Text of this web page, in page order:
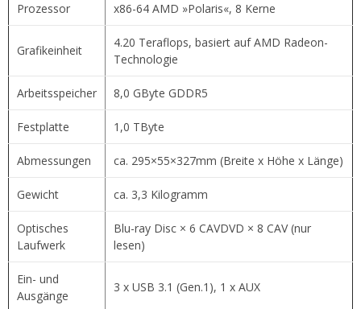
Prozessor x86-64 AMD »Polaris«, 8 Kerne
Grafikeinheit
4.20 Teraflops, basiert auf AMD Radeon-
Technologie
Arbeitsspeicher 8,0 GByte GDDR5
Festplatte 1,0 TByte
Abmessungen ca. 295×55×327mm (Breite x Höhe x Länge)
Gewicht ca. 3,3 Kilogramm
Optisches
Laufwerk
Blu-ray Disc × 6 CAVDVD × 8 CAV (nur
lesen)
Ein- und
Ausgänge
3 x USB 3.1 (Gen.1), 1 x AUX